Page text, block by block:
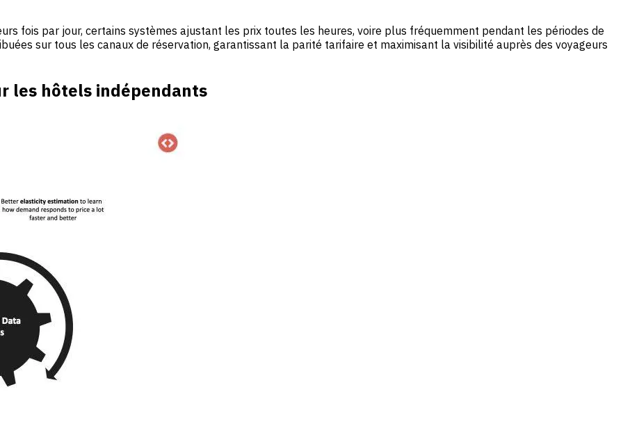
fois par jour, certains systèmes ajustant les prix toutes les heures, voire plus fréquemment pendant les périodes de
sur tous les canaux de réservation, garantissant la parité tarifaire et maximisant la visibilité auprès des voyageurs
les hôtels indépendants